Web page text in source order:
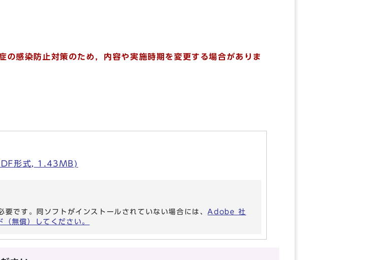
の感染防止対策のため，内容や実施時期を変更する場合がありま
形式, 1.43MB)
です。同ソフトがインストールされていない場合には、Adobe 社
無償）してください。